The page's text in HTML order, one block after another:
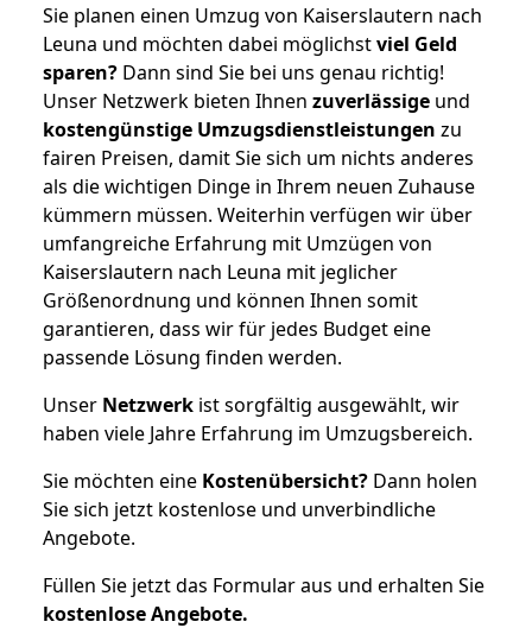
Sie planen einen Umzug von Kaiserslautern nach
Leuna und möchten dabei möglichstviel Geld
sparen? Dann sind Sie bei uns genau richtig!
Unser Netzwerk bieten Ihnen zuverlässige und
kostengünstige Umzugsdienstleistungen zu
fairen Preisen, damit Sie sich um nichts anderes
als die wichtigen Dinge in Ihrem neuen Zuhause
kümmern müssen. Weiterhin verfügen wir über
umfangreiche Erfahrung mit Umzügen von
Kaiserslautern nach Leuna mit jeglicher
Größenordnung und können Ihnen somit
garantieren, dass wir für jedes Budget eine
passende Lösung finden werden.
Unser Netzwerk ist sorgfältig ausgewählt, wir
haben viele Jahre Erfahrung im Umzugsbereich.
Sie möchten eine Kostenübersicht? Dann holen
Sie sich jetzt kostenlose und unverbindliche
Angebote.
Füllen Sie jetzt das Formular aus und erhalten Sie
kostenloseAngebote.